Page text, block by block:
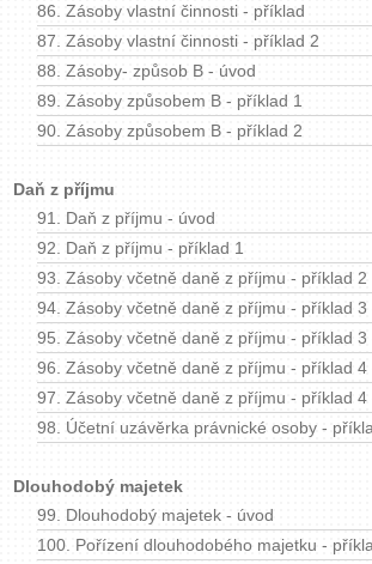
86. Zásoby vlastní činnosti - příklad
87. Zásoby vlastní činnosti - příklad 2
88. Zásoby- způsob B - úvod
89. Zásoby způsobem B - příklad 1
90. Zásoby způsobem B - příklad 2
Daň z příjmu
91. Daň z příjmu - úvod
92. Daň z příjmu - příklad 1
93. Zásoby včetně daně z příjmu - příklad 2
94. Zásoby včetně daně z příjmu - příklad 3
95. Zásoby včetně daně z příjmu - příklad 3
96. Zásoby včetně daně z příjmu - příklad 4
97. Zásoby včetně daně z příjmu - příklad 4
98. Účetní uzávěrka právnické osoby -
Dlouhodobý majetek
99. Dlouhodobý majetek - úvod
100. Pořízení dlouhodobého majetku -